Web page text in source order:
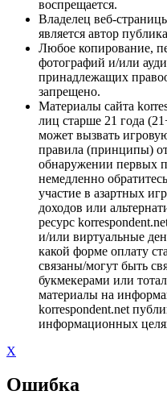
воспрещается.
Владелец веб-
является автор
Любое копирование,
фотографий и/или
принадлежащих
запрещено.
Материалы сайта
лиц старше 21 года
может вызвать
правила (принципы)
обнаружении первых
немедленно
участие в азартных
доходов или
ресурс
и/или виртуальные
какой форме оплату
связаны/могут быть
букмекерами или
материалы на
korrespondent.net
информационных
X
Ошибка